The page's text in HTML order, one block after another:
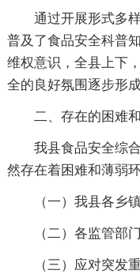
通过开展形式多
普及了食品安全科普
维权意识，全县上下
全的良好氛围逐步形成
二、存在的困难
我县食品安全综
然存在着困难和薄弱环
（一）我县各乡
（二）各监管部
（三）应对突发